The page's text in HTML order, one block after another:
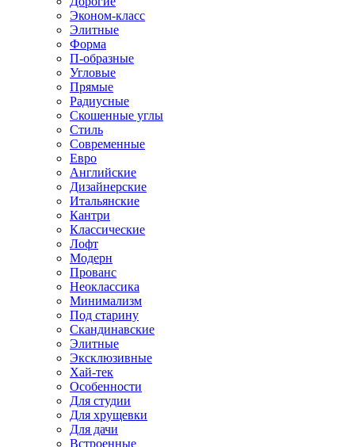
Эконом-класс
Элитные
Форма
П-образные
Угловые
Прямые
Радиусные
Скошенные углы
Стиль
Современные
Евро
Английские
Дизайнерские
Итальянские
Кантри
Классические
Лофт
Модерн
Прованс
Неоклассика
Минимализм
Под старину
Скандинавские
Элитные
Эксклюзивные
Хай-тек
Особенности
Для студии
Для хрущевки
Для дачи
Встроенные